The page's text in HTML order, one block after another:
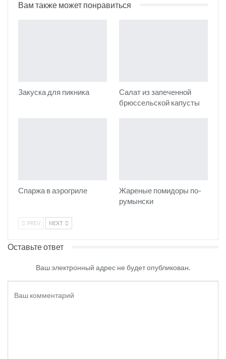
Вам также может понравиться
Закуска для пикника
Салат из запеченной
брюссельской капусты
Спаржа в аэрогриле
Жареные помидоры по-
румынски
PREV NEXT
Оставьте ответ
Ваш электронный адрес не будет опубликован.